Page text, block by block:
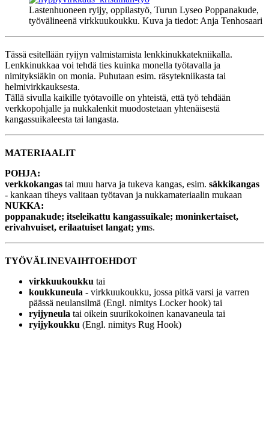
Lastenhuoneen ryijy, oppilastyö, Turun Lyseo Poppanakude,
työvälineenä virkkuukoukku. Kuva ja tiedot: Anja Tenhosaari
Tässä esitellään ryijyn valmistamista lenkkinukkatekniikalla.
Lenkkinukkaa voi tehdä ties kuinka monella työtavalla ja
nimityksiäkin on monia. Puhutaan esim. räsytekniikasta tai
helmivirkkauksesta.
Tällä sivulla kaikille työtavoille on yhteistä, että työ tehdään
verkkopohjalle ja nukkalenkit muodostetaan yhtenäisestä
kangassuikaleesta tai langasta.
MATERIAALIT
POHJA:
verkkokangas tai muu harva ja tukeva kangas, esim. säkkikangas
- kankaan tiheys valitaan työtavan ja nukkamateriaalin mukaan
NUKKA:
poppanakude; itseleikattu kangassuikale; moninkertaiset,
erivahvuiset, erilaatuiset langat; yms.
TYÖVÄLINEVAIHTOEHDOT
virkkuukoukku tai
koukkuneula - virkkuukoukku, jossa pitkä varsi ja varren
päässä neulansilmä (Engl. nimitys Locker hook) tai
ryijyneula tai oikein suurikokoinen kanavaneula tai
ryijykoukku (Engl. nimitys Rug Hook)